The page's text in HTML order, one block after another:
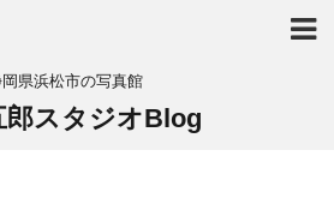
県浜松市の写真館
郎スタジオBlog